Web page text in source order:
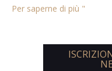
Per saperne di più "